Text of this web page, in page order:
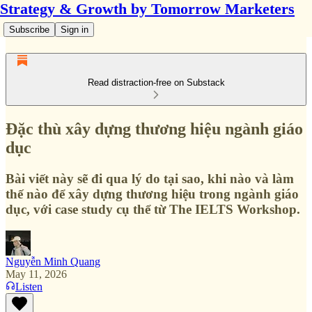
Strategy & Growth by Tomorrow Marketers
Subscribe Sign in
Read distraction-free on Substack
Đặc thù xây dựng thương hiệu ngành giáo
dục
Bài viết này sẽ đi qua lý do tại sao, khi nào và làm
thế nào để xây dựng thương hiệu trong ngành giáo
dục, với case study cụ thể từ The IELTS Workshop.
Nguyễn Minh Quang
May 11, 2026
Listen